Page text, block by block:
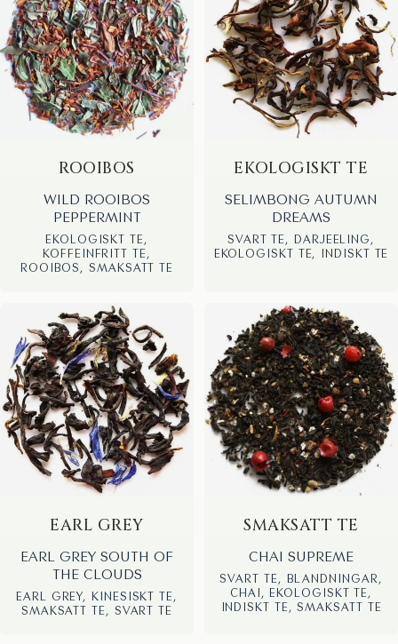
ROOIBOS
WILD ROOIBOS
PEPPERMINT
EKOLOGISKT TE,
KOFFEINFRITT TE,
ROOIBOS, SMAKSATT TE
EKOLOGISKT TE
SELIMBONG AUTUMN
DREAMS
SVART TE, DARJEELING,
EKOLOGISKT TE, INDISKT TE
EARL GREY
EARL GREY SOUTH OF
THE CLOUDS
EARL GREY, KINESISKT TE,
SMAKSATT TE, SVART TE
SMAKSATT TE
CHAI SUPREME
SVART TE, BLANDNINGAR,
CHAI, EKOLOGISKT TE,
INDISKT TE, SMAKSATT TE